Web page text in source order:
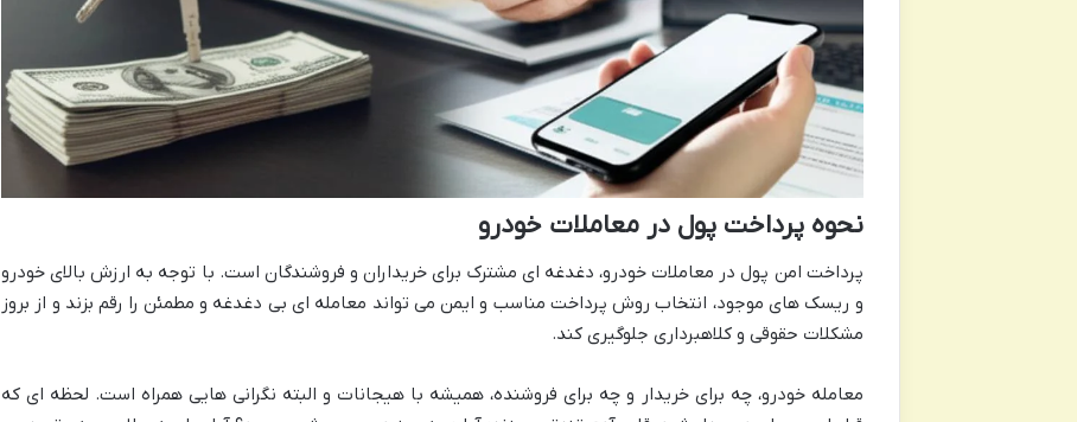
نحوه پرداخت پول در معاملات خودرو
پرداخت امن پول در معاملات خودرو، دغدغه ای مشترک برای خریداران و فروشندگان است. با توجه به ارزش بالای خودرو
و ریسک های موجود، انتخاب روش پرداخت مناسب و ایمن می تواند معامله ای بی دغدغه و مطمئن را رقم بزند و از بروز
مشکلات حقوقی و کلاهبرداری جلوگیری کند.
معامله خودرو، چه برای خریدار و چه برای فروشنده، همیشه با هیجانات و البته نگرانی هایی همراه است. لحظه ای که